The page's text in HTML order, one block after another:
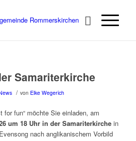
Samariterkirche
/ von Elke Wegerich
for fun“ möchte Sie einladen, am
um 18 Uhr in der Samariterkirchein
nach anglikanischem Vorbild